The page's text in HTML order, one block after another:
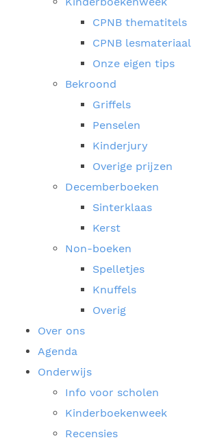
CPNB thematitels
CPNB lesmateriaal
Onze eigen tips
Bekroond
Griffels
Penselen
Kinderjury
Overige prijzen
Decemberboeken
Sinterklaas
Kerst
Non-boeken
Spelletjes
Knuffels
Overig
Over ons
Agenda
Onderwijs
Info voor scholen
Kinderboekenweek
Recensies